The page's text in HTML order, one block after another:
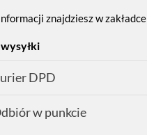
znajdziesz w zakładce
DPD
w punkcie